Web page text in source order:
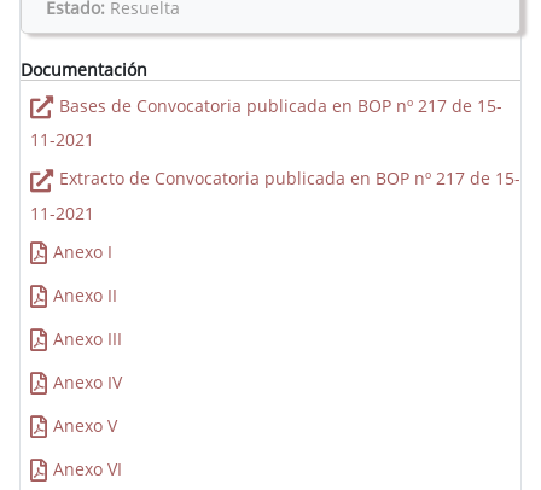
Estado: Resuelta
Documentación
Bases de Convocatoria publicada en BOP nº 217 de 15-
11-2021
Extracto de Convocatoria publicada en BOP nº 217 de 15-
11-2021
Anexo I
Anexo II
Anexo III
Anexo IV
Anexo V
Anexo VI